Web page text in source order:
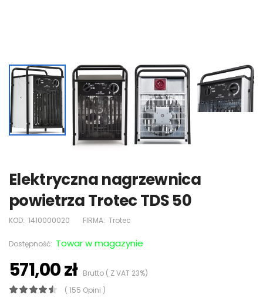
Elektryczna nagrzewnica
powietrza Trotec TDS 50
KOD: 1410000020 FIRMA: Trotec
Dostępność: Towar w magazynie
571,00 złBrutto ( Z VAT 23%)
( 155 Opini )